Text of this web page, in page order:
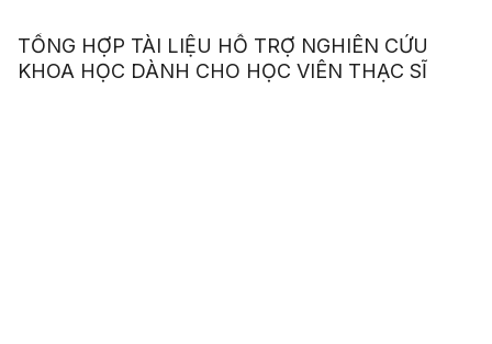
TỔNG HỢP TÀI LIỆU HỖ TRỢ NGHIÊN CỨU
KHOA HỌC DÀNH CHO HỌC VIÊN THẠC SĨ